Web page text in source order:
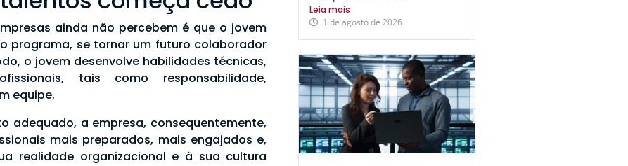
ainda não percebem é que o jovem
programa, se tornar um futuro colaborador
o jovem desenvolve habilidades técnicas,
tais como responsabilidade,
equipe.
adequado, a empresa, consequentemente,
mais preparados, mais engajados e,
realidade organizacional e à sua cultura
Leia mais
1 de agosto de 2026